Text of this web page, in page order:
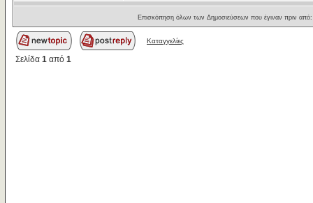
Επισκόπηση όλων των Δημοσιεύσεων που έγιναν πριν
Καταγγελίες
Σελίδα 1 από 1